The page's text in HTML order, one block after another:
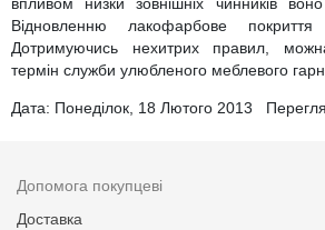
Відновленню лакофарбове покриття
Дотримуючись нехитрих правил,
термін служби улюбленого меблевого
Дата: Понеділок, 18 Лютого 2013
Допомога покупцеві
Доставка